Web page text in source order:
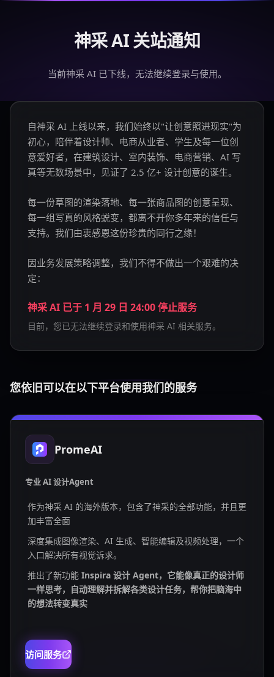
神采 AI 关站通知
当前神采 AI 已下线，无法继续登录与使用。
自神采 AI 上线以来，我们始终以"让创意照进现实"为
初心，陪伴着设计师、电商从业者、学生及每一位创
意爱好者，在建筑设计、室内装饰、电商营销、AI 写
真等无数场景中，见证了 2.5 亿+ 设计创意的诞生。
每一份草图的渲染落地、每一张商品图的创意呈现、
每一组写真的风格蜕变，都离不开你多年来的信任与
支持。我们由衷感恩这份珍贵的同行之缘！
因业务发展策略调整，我们不得不做出一个艰难的决
定：
神采 AI 已于 1 月 29 日 24:00 停止服务
目前，您已无法继续登录和使用神采 AI 相关服务。
您依旧可以在以下平台使用我们的服务
PromeAI
专业 AI 设计Agent
作为神采 AI 的海外版本，包含了神采的全部功能，并且更
加丰富全面
深度集成图像渲染、AI 生成、智能编辑及视频处理，一个
入口解决所有视觉诉求。
推出了新功能 Inspira 设计 Agent，它能像真正的设计师
一样思考，自动理解并拆解各类设计任务，帮你把脑海中
的想法转变真实
访问服务